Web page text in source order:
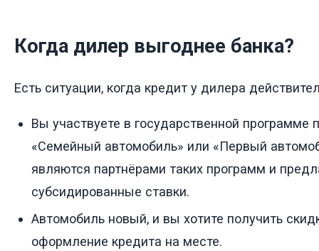
Когда дилер выгоднее банка?
Есть ситуации, когда кредит у дилера
Вы участвуете в государственной программе
«Семейный автомобиль» или «Первый
являются партнёрами таких программ и
субсидированные ставки.
Автомобиль новый, и вы хотите получить
оформление кредита на месте.